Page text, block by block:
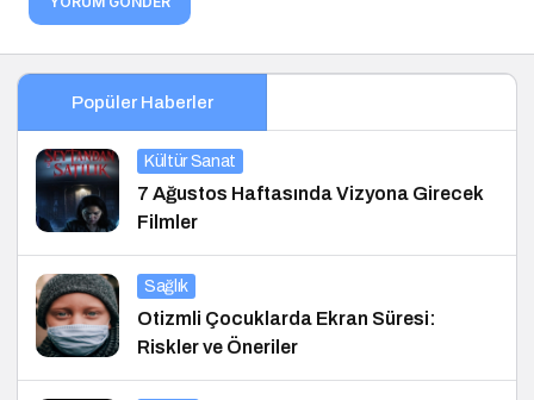
Popüler Haberler
Kültür Sanat
7 Ağustos Haftasında Vizyona Girecek
Filmler
Sağlık
Otizmli Çocuklarda Ekran Süresi:
Riskler ve Öneriler